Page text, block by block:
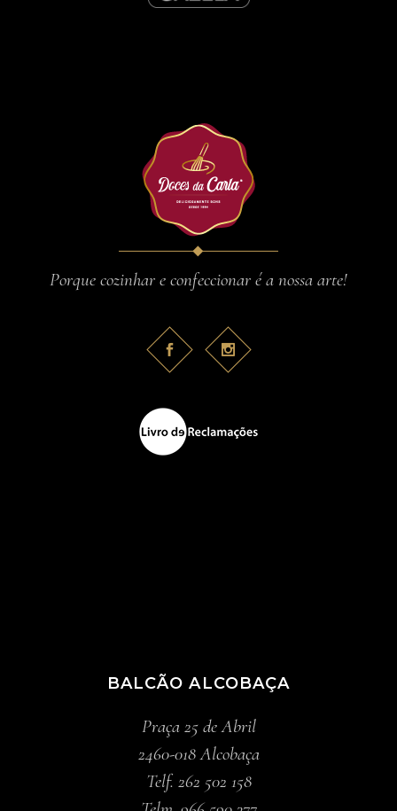
Porque cozinhar e confeccionar é a nossa arte!
BALCÃO ALCOBAÇA
Praça 25 de Abril
2460-018 Alcobaça
Telf. 262 502 158